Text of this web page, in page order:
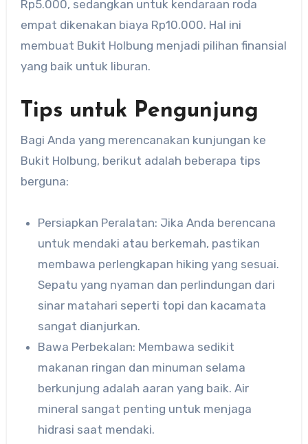
Rp5.000, sedangkan untuk kendaraan roda
empat dikenakan biaya Rp10.000. Hal ini
membuat Bukit Holbung menjadi pilihan finansial
yang baik untuk liburan.
Tips untuk Pengunjung
Bagi Anda yang merencanakan kunjungan ke
Bukit Holbung, berikut adalah beberapa tips
berguna:
Persiapkan Peralatan: Jika Anda berencana
untuk mendaki atau berkemah, pastikan
membawa perlengkapan hiking yang sesuai.
Sepatu yang nyaman dan perlindungan dari
sinar matahari seperti topi dan kacamata
sangat dianjurkan.
Bawa Perbekalan: Membawa sedikit
makanan ringan dan minuman selama
berkunjung adalah aaran yang baik. Air
mineral sangat penting untuk menjaga
hidrasi saat mendaki.